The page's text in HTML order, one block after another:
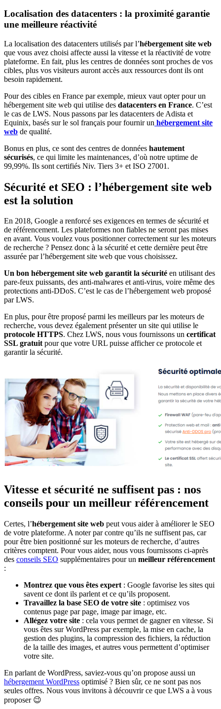
Localisation des datacenters : la proximité garantie
une meilleure réactivité
La localisation des datacenters utilisés par l’hébergement site web
que vous avez choisi affecte aussi la vitesse et la réactivité de votre
plateforme. En fait, plus les centres de données sont proches de vos
cibles, plus vos visiteurs auront accès aux ressources dont ils ont
besoin rapidement.
Pour des cibles en France par exemple, mieux vaut opter pour un
hébergement site web qui utilise des datacenters en France. C’est
le cas de LWS. Nous passons par les datacenters de Adista et
Equinix, basés sur le sol français pour fournir un hébergement site
web de qualité.
Bonus en plus, ce sont des centres de données hautement
sécurisés, ce qui limite les maintenances, d’où notre uptime de
99,99%. Ils sont certifiés Niv. Tiers 3+ et ISO 27001.
Sécurité et SEO : l’hébergement site web
est la solution
En 2018, Google a renforcé ses exigences en termes de sécurité et
de référencement. Les plateformes non fiables ne seront pas mises
en avant. Vous voulez vous positionner correctement sur les moteurs
de recherche ? Pensez donc à la sécurité et cette dernière peut être
assurée par l’hébergement site web que vous choisissez.
Un bon hébergement site web garantit la sécurité en utilisant des
pare-feux puissants, des anti-malwares et anti-virus, voire même des
protections anti-DDoS. C’est le cas de l’hébergement web proposé
par LWS.
En plus, pour être proposé parmi les meilleurs par les moteurs de
recherche, vous devez également présenter un site qui utilise le
protocole HTTPS. Chez LWS, nous vous fournissons un certificat
SSL gratuitpour que votre URL puisse afficher ce protocole et
garantir la sécurité.
Vitesse et sécurité ne suffisent pas : nos
conseils pour un meilleur référencement
Certes, l’hébergement site web peut vous aider à améliorer le SEO
de votre plateforme. A noter par contre qu’ils ne suffisent pas, car
pour être bien positionné sur les moteurs de recherche, d’autres
critères comptent. Pour vous aider, nous vous fournissons ci-après
des conseils SEO supplémentaires pour un meilleur référencement
:
Montrez que vous êtes expert : Google favorise les sites qui
savent ce dont ils parlent et ce qu’ils proposent.
Travaillez la base SEO de votre site : optimisez vos
contenus page par page, image par image, etc.
Allégez votre site : cela vous permet de gagner en vitesse. Si
vous êtes sur WordPress par exemple, la mise en cache, la
gestion des plugins, la compression des fichiers, la réduction
de la taille des images, et autres vous permettent d’optimiser
votre site.
En parlant de WordPress, saviez-vous qu’on propose aussi un
hébergement WordPress optimisé ? Bien sûr, ce ne sont pas nos
seules offres. Nous vous invitons à découvrir ce que LWS a à vous
proposer 😉